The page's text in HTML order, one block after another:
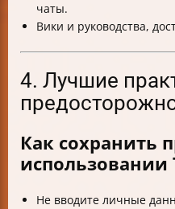
чаты.
Вики и руководства,
4. Лучшие
Как сохранить
использовании
Не вводите личные